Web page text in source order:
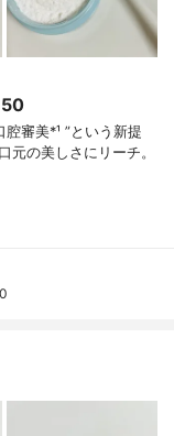
50
審美*¹ ”という新提
元の美しさにリーチ。